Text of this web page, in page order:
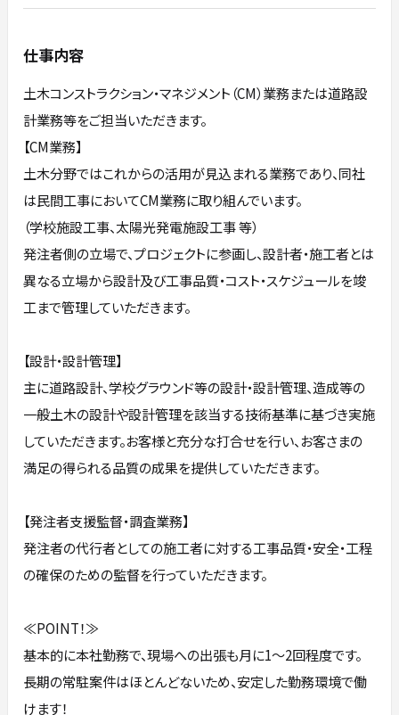
仕事内容
土木コンストラクション・マネジメント（CM）業務または道路設
計業務等をご担当いただきます。
【CM業務】
土木分野ではこれからの活用が見込まれる業務であり、同社
は民間工事においてCM業務に取り組んでいます。
（学校施設工事、太陽光発電施設工事 等）
発注者側の立場で、プロジェクトに参画し、設計者・施工者とは
異なる立場から設計及び工事品質・コスト・スケジュールを竣
工まで管理していただきます。
【設計・設計管理】
主に道路設計、学校グラウンド等の設計・設計管理、造成等の
一般土木の設計や設計管理を該当する技術基準に基づき実施
していただきます。お客様と充分な打合せを行い、お客さまの
満足の得られる品質の成果を提供していただきます。
【発注者支援監督・調査業務】
発注者の代行者としての施工者に対する工事品質・安全・工程
の確保のための監督を行っていただきます。
≪POINT！≫
基本的に本社勤務で、現場への出張も月に1～2回程度です。
長期の常駐案件はほとんどないため、安定した勤務環境で働
けます！